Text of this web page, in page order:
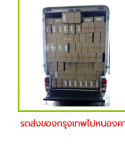
รถส่งของกรุงเทพไปหนองค